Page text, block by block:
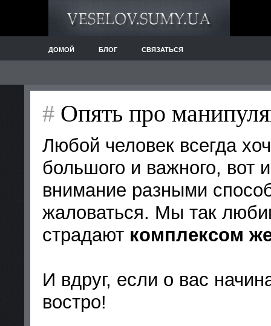
ДОМОЙ БЛОГ СВЯЗАТЬСЯ
# Опять про
Любой человек всегда
большого и важного, вот
внимание разными
жаловаться. Мы так
страдают комплексом
И вдруг, если о вас
востро!